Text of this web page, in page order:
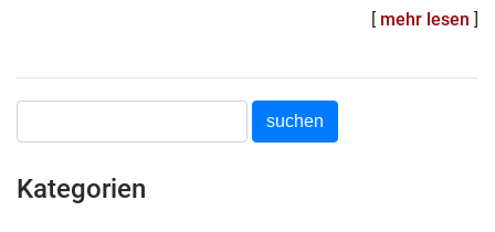
[ mehr lesen ]
Kategorien